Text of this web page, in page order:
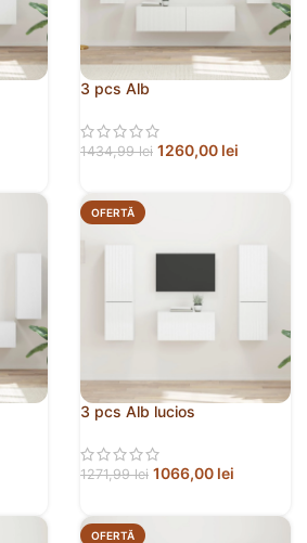
3 pcs Alb
1434,99lei 1260,00 lei
OFERTĂ
3 pcs Alb lucios
1271,99lei 1066,00 lei
OFERTĂ